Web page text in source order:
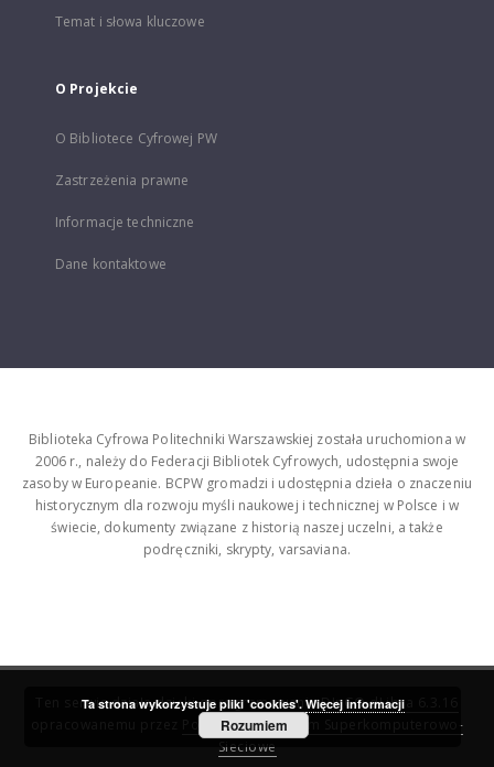
Temat i słowa kluczowe
O Projekcie
O Bibliotece Cyfrowej PW
Zastrzeżenia prawne
Informacje techniczne
Dane kontaktowe
Biblioteka Cyfrowa Politechniki Warszawskiej została uruchomiona w
2006 r., należy do Federacji Bibliotek Cyfrowych, udostępnia swoje
zasoby w Europeanie. BCPW gromadzi i udostępnia dzieła o znaczeniu
historycznym dla rozwoju myśli naukowej i technicznej w Polsce i w
świecie, dokumenty związane z historią naszej uczelni, a także
podręczniki, skrypty, varsaviana.
Ten serwis działa dzięki oprogramowaniuDInGO dLibra 6.3.16
Poznańskie Centrum Superkomputerowo-
Sieciowe
Ta strona wykorzystuje pliki 'cookies'. Więcej informacji
Rozumiem